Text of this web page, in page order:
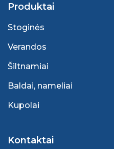
Produktai
Stoginės
Verandos
Šiltnamiai
Baldai, nameliai
Kupolai
Kontaktai